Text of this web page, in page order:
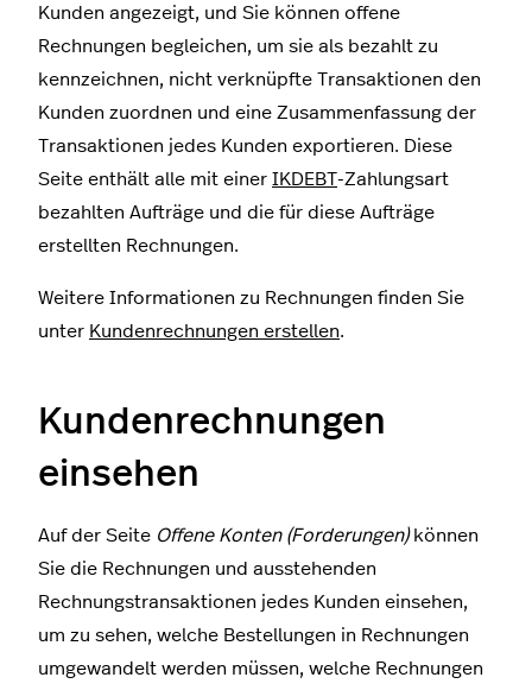
Kunden angezeigt, und Sie können offene
Rechnungen begleichen, um sie als bezahlt zu
kennzeichnen, nicht verknüpfte Transaktionen den
Kunden zuordnen und eine Zusammenfassung der
Transaktionen jedes Kunden exportieren. Diese
Seite enthält alle mit einer IKDEBT-Zahlungsart
bezahlten Aufträge und die für diese Aufträge
erstellten Rechnungen.
Weitere Informationen zu Rechnungen finden Sie
unter Kundenrechnungen erstellen.
Kundenrechnungen
einsehen
Auf der Seite Offene Konten (Forderungen)können
Sie die Rechnungen und ausstehenden
Rechnungstransaktionen jedes Kunden einsehen,
um zu sehen, welche Bestellungen in Rechnungen
umgewandelt werden müssen, welche Rechnungen